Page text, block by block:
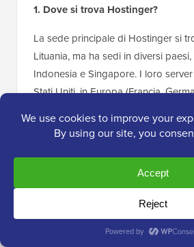
1. Dove si trova Hostinger?
La sede principale di Hostinger si
Lituania, ma ha sedi in diversi
Indonesia e Singapore. I loro
Stati Uniti, in Europa (Francia,
Singapore) e in Sud America
2. Perché Hostinger è così
risorse del server CPU in base al
Una volta che il tuo sito web
limite di risorse, puoi passare ai loro